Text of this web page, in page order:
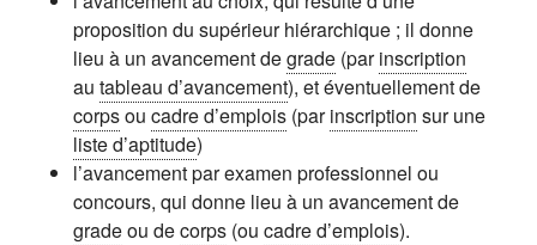
proposition du supérieur hiérarchique ; il donne
lieu à un avancement degrade(parinscription
au tableau d’avancement), et éventuellement de
corpsou cadre d’emplois(parinscription sur une
liste d’aptitude)
l’avancement par examen professionnel ou
concours, qui donne lieu à un avancement de
gradeou decorps(ou cadre d’emplois).